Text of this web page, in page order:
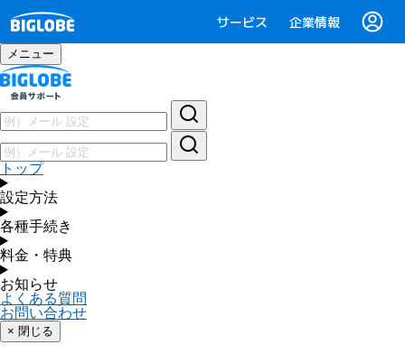
サービス 企業情報
メニュー
トップ
設定方法
各種手続き
料金・特典
お知らせ
よくある質問
お問い合わせ
× 閉じる